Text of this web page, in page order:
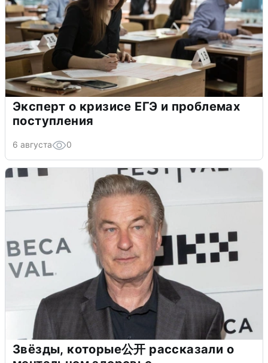
Эксперт о кризисе ЕГЭ и проблемах
поступления
6 августа 0
Звёзды, которые公开 рассказали о